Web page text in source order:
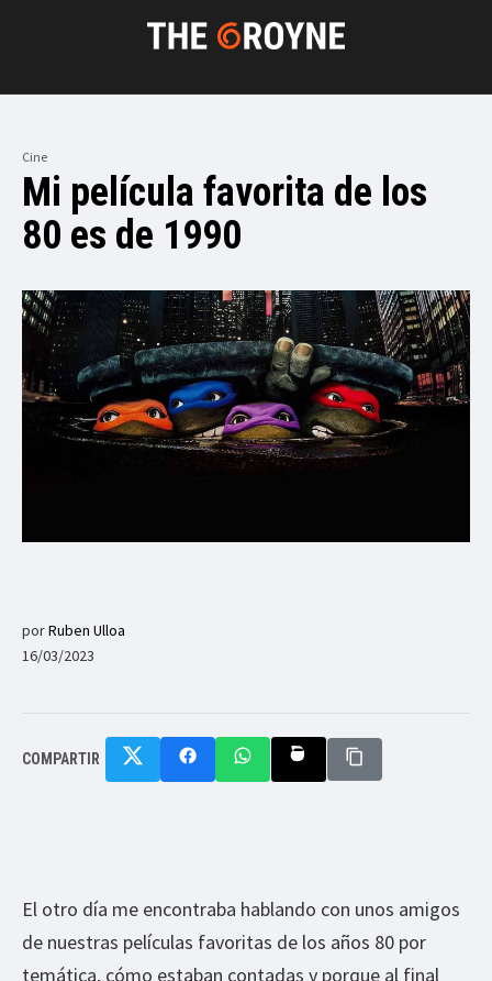
Cine
Mi película favorita de los
80 es de 1990
porRuben Ulloa
16/03/2023
COMPARTIR
El otro día me encontraba hablando con unos amigos
de nuestras películas favoritas de los años 80 por
temática, cómo estaban contadas y porque al final